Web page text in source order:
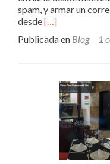
spam, y armar un
desdeLeer
tus
mailChimp
desde
Gmail
[…]
Publicada en Blog 1